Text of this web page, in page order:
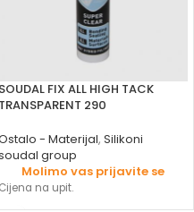
SOUDAL FIX ALL HIGH TACK
TRANSPARENT 290
- Materijal, Silikoni
group
Molimo vas prijavite se
Cijena na upit.